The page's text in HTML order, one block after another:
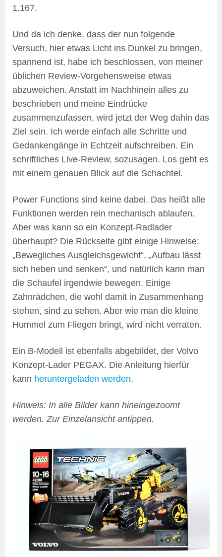
1.167.
Und da ich denke, dass der nun folgende
Versuch, hier etwas Licht ins Dunkel zu bringen,
spannend ist, habe ich beschlossen, von meiner
üblichen Review-Vorgehensweise etwas
abzuweichen. Anstatt im Nachhinein alles zu
beschrieben und meine Eindrücke
zusammenzufassen, wird jetzt der Weg dahin das
Ziel sein. Ich werde einfach alle Schritte und
Gedankengänge in Echtzeit aufschreiben. Ein
schriftliches Live-Review, sozusagen. Los geht es
mit einem genauen Blick auf die Schachtel.
Power Functions sind keine dabei. Das heißt alle
Funktionen werden rein mechanisch ablaufen.
Aber was kann so ein Konzept-Radlader
überhaupt? Die Rückseite gibt einige Hinweise:
„Bewegliches Ausgleichsgewicht“, „Aufbau lässt
sich heben und senken“, und natürlich kann man
die Schaufel irgendwie bewegen. Einige
Zahnrädchen, die wohl damit in Zusammenhang
stehen, sind zu sehen. Aber wie man die kleine
Hummel zum Fliegen bringt, wird nicht verraten.
Ein B-Modell ist ebenfalls abgebildet, der Volvo
Konzept-Lader PEGAX. Die Anleitung hierfür
kann heruntergeladen werden.
Hinweis: In alle Bilder kann hineingezoomt
werden. Zur Einzelansicht antippen.